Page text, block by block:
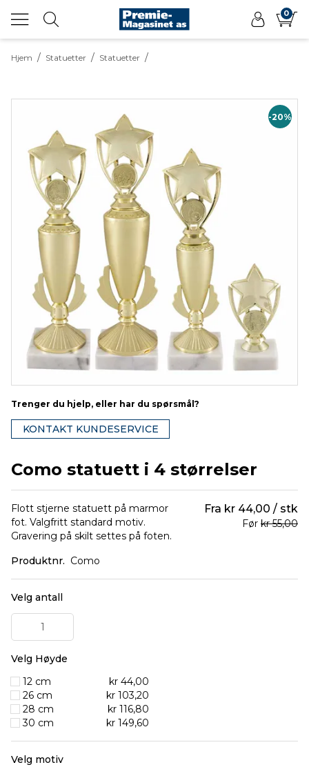
0
/
Hjem /
Statuetter /
Statuetter
-20%
Trenger du hjelp, eller har du spørsmål?
KONTAKT KUNDESERVICE
Como statuett i 4 størrelser
Flott stjerne statuett på marmor
fot. Valgfritt standard motiv.
Gravering på skilt settes på foten.
Produktnr. Como
Fra kr 44,00 stk
Før kr 55,00
Velg antall
Velg Høyde
12 cm
kr 44,00
26 cm
kr 103,20
28 cm
kr 116,80
30 cm
kr 149,60
Velg motiv